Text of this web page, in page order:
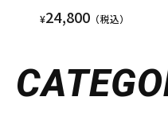
¥24,800 （税込）